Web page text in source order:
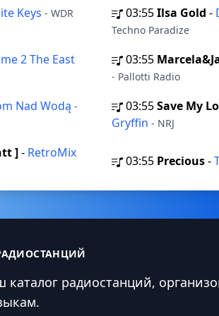
Keys - WDR
03:55Ilsa Gold -
Techno Paradize
2 The East
03:55
- Pallotti Radio
Nad Wodą -
03:55Save My
Gryffin - NRJ
]- RetroMix
03:55 Precious-
РАДИОСТАНЦИЙ
радиостанций,